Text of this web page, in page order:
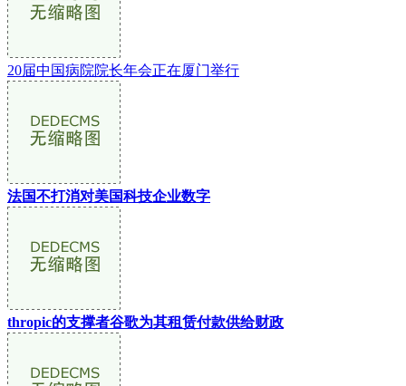
20届中国病院院长年会正在厦门举行
法国不打消对美国科技企业数字
thropic的支撑者谷歌为其租赁付款供给财政